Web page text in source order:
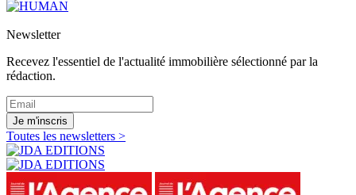
Newsletter
Recevez l'essentiel de l'actualité immobilière sélectionné par la
rédaction.
Je m'inscris
Toutes les newsletters >